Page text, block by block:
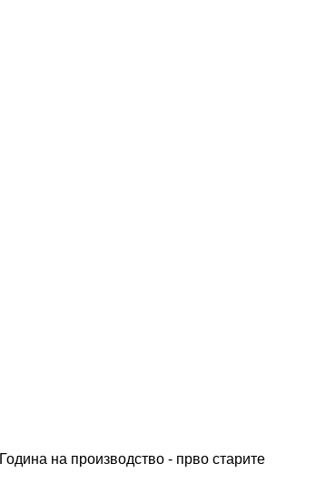
Година на производство - прво старите